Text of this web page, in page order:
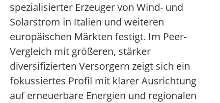
spezialisierter Erzeuger von Wind- und
Solarstrom in Italien und weiteren
europäischen Märkten festigt. Im Peer-
Vergleich mit größeren, stärker
diversifizierten Versorgern zeigt sich ein
fokussiertes Profil mit klarer Ausrichtung
auf erneuerbare Energien und regionalen